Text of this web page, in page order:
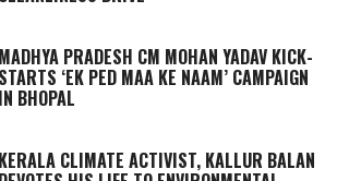
MADHYA PRADESH CM MOHAN YADAV KICK-
STARTS ‘EK PED MAA KE NAAM’ CAMPAIGN
IN BHOPAL
KERALA CLIMATE ACTIVIST, KALLUR BALAN